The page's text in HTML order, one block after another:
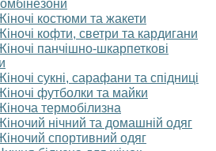
костюми та жакети
кофти, светри та кардигани
панчішно-шкарпеткові
сукні, сарафани та спідниці
футболки та майки
термобілизна
нічний та домашній одяг
спортивний одяг